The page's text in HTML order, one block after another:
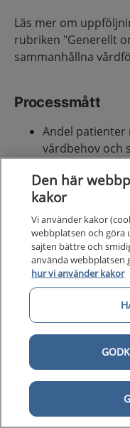
Läs mer om
rubriken "Generellt
sammanhållna
Processmått
Andel
vårdbehov och
andel patienter
symtomskattas
eller Abbey
andel patienter
har en
vården
andel
har ordinerade
förväntade
Andel
har
Andel
erhåller samtal
Andel patienter
Den här
kakor
Vi använder kakor
webbplatsen och göra
sajten bättre och
använda webbplatsen
hur vi använder kakor